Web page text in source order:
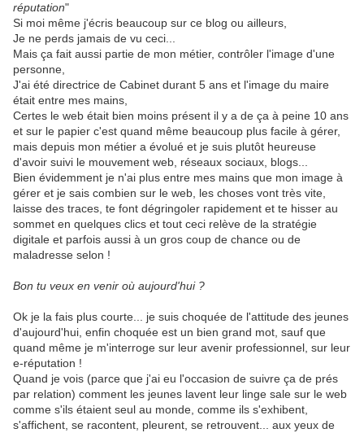
réputation"
Si moi même j'écris beaucoup sur ce blog ou ailleurs,
Je ne perds jamais de vu ceci...
Mais ça fait aussi partie de mon métier, contrôler l'image d'une
personne,
J'ai été directrice de Cabinet durant 5 ans et l'image du maire
était entre mes mains,
Certes le web était bien moins présent il y a de ça à peine 10 ans
et sur le papier c'est quand même beaucoup plus facile à gérer,
mais depuis mon métier a évolué et je suis plutôt heureuse
d'avoir suivi le mouvement web, réseaux sociaux, blogs...
Bien évidemment je n'ai plus entre mes mains que mon image à
gérer et je sais combien sur le web, les choses vont très vite,
laisse des traces, te font dégringoler rapidement et te hisser au
sommet en quelques clics et tout ceci relève de la stratégie
digitale et parfois aussi à un gros coup de chance ou de
maladresse selon !
Bon tu veux en venir où aujourd'hui ?
Ok je la fais plus courte... je suis choquée de l'attitude des jeunes
d'aujourd'hui, enfin choquée est un bien grand mot, sauf que
quand même je m'interroge sur leur avenir professionnel, sur leur
e-réputation !
Quand je vois (parce que j'ai eu l'occasion de suivre ça de prés
par relation) comment les jeunes lavent leur linge sale sur le web
comme s'ils étaient seul au monde, comme ils s'exhibent,
s'affichent, se racontent, pleurent, se retrouvent... aux yeux de